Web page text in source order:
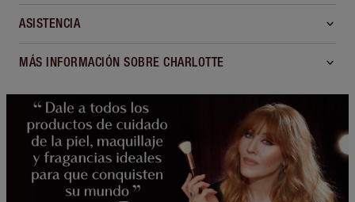
ASISTENCIA
MÁS INFORMACIÓN SOBRE CHARLOTTE